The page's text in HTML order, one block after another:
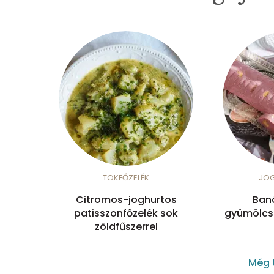
TÖKFŐZELÉK
Citromos-joghurtos
patisszonfőzelék sok
zöldfűszerrel
Még